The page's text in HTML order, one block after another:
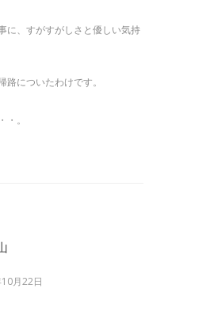
に、すがすがしさと優しい気持
路についたわけです。
。
月22日